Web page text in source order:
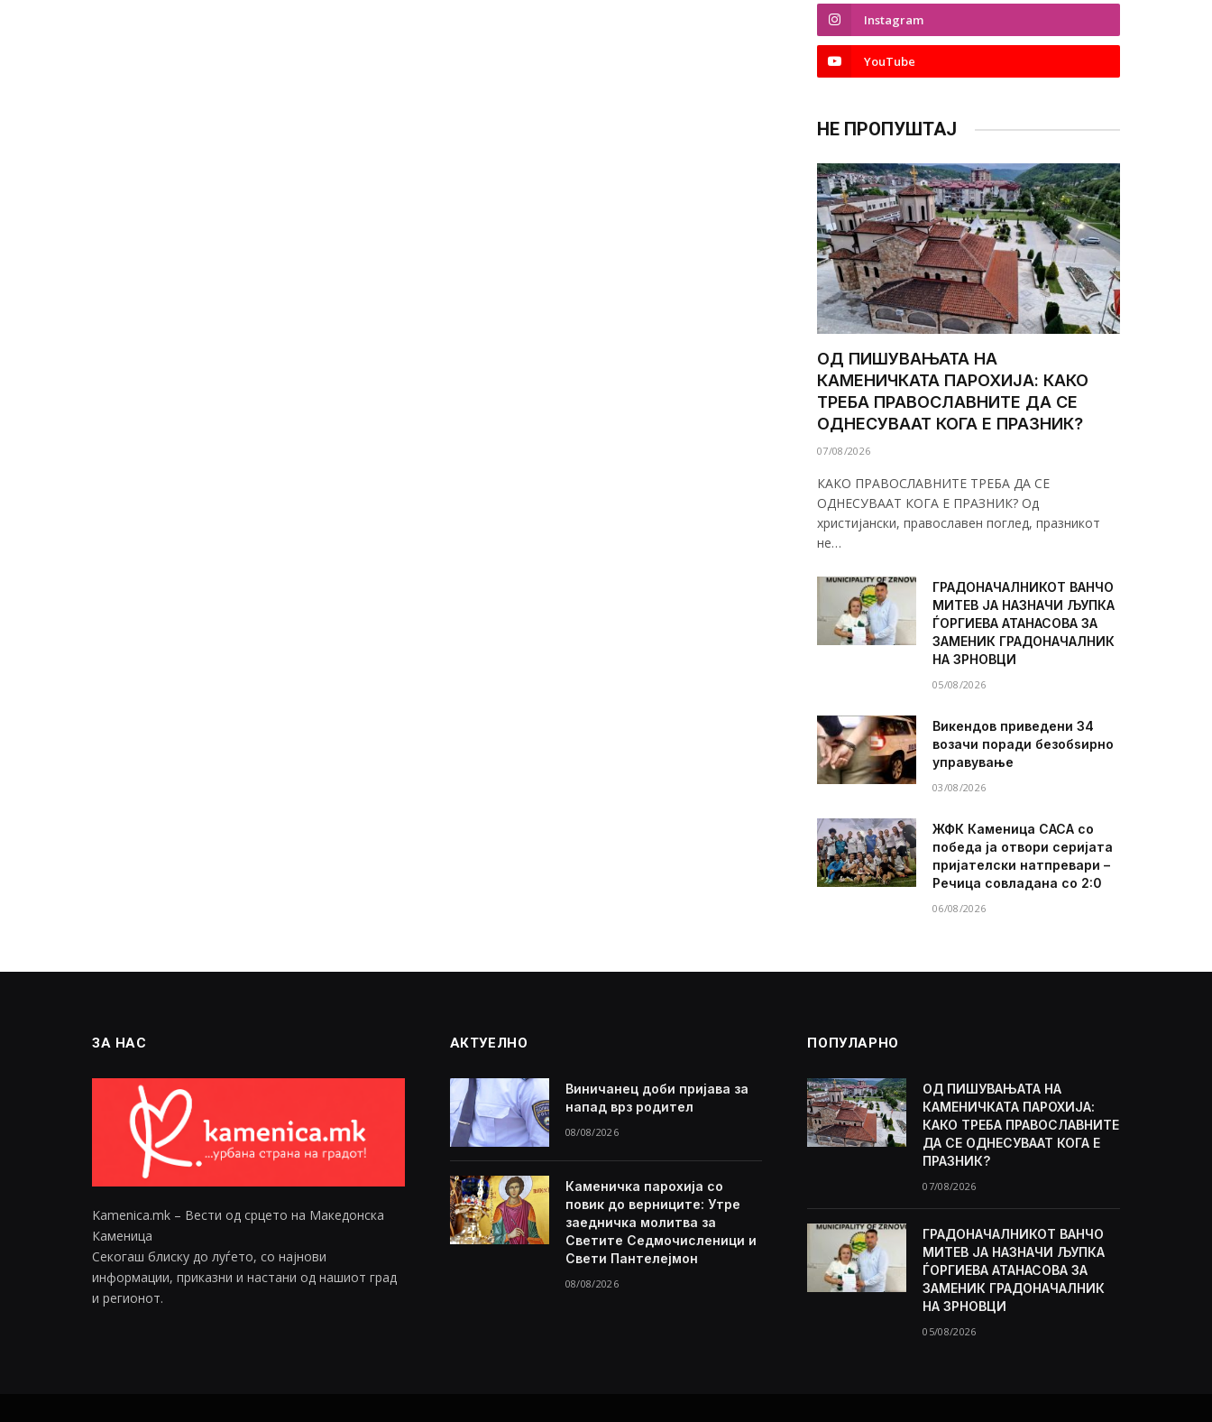
Instagram
YouTube
НЕ ПРОПУШТАЈ
ОД ПИШУВАЊАТА НА
КАМЕНИЧКАТА ПАРОХИЈА: КАКО
ТРЕБА ПРАВОСЛАВНИТЕ ДА СЕ
ОДНЕСУВААТ КОГА Е ПРАЗНИК?
07/08/2026
КАКО ПРАВОСЛАВНИТЕ ТРЕБА ДА СЕ
ОДНЕСУВААТ КОГА Е ПРАЗНИК? Од
христијански, православен поглед, празникот
не…
ГРАДОНАЧАЛНИКОТ ВАНЧО
МИТЕВ ЈА НАЗНАЧИ ЉУПКА
ЃОРГИЕВА АТАНАСОВА ЗА
ЗАМЕНИК ГРАДОНАЧАЛНИК
НА ЗРНОВЦИ
05/08/2026
Викендов приведени 34
возачи поради безобѕирно
управување
03/08/2026
ЖФК Каменица САСА со
победа ја отвори серијата
пријателски натпревари –
Речица совладана со 2:0
06/08/2026
ЗА НАС
Kamenica.mk – Вести од срцето на Македонска
Каменица
Секогаш блиску до луѓето, со најнови
информации, приказни и настани од нашиот град
и регионот.
АКТУЕЛНО
Виничанец доби пријава за
напад врз родител
08/08/2026
Каменичка парохија со
повик до верниците: Утре
заедничка молитва за
Светите Седмочисленици и
Свети Пантелејмон
08/08/2026
ПОПУЛАРНО
ОД ПИШУВАЊАТА НА
КАМЕНИЧКАТА ПАРОХИЈА:
КАКО ТРЕБА ПРАВОСЛАВНИТЕ
ДА СЕ ОДНЕСУВААТ КОГА Е
ПРАЗНИК?
07/08/2026
ГРАДОНАЧАЛНИКОТ ВАНЧО
МИТЕВ ЈА НАЗНАЧИ ЉУПКА
ЃОРГИЕВА АТАНАСОВА ЗА
ЗАМЕНИК ГРАДОНАЧАЛНИК
НА ЗРНОВЦИ
05/08/2026